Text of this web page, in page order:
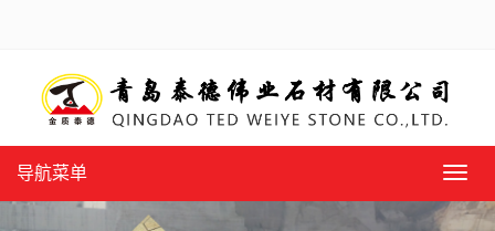
导
菜
导航菜单